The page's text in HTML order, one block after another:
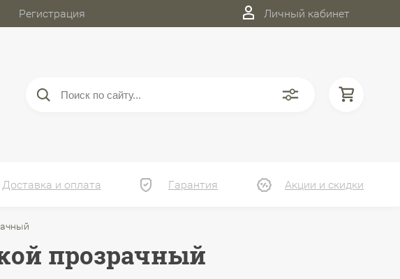
Регистрация Личный кабинет
Доставка и оплата Гарантия Акции и скидки
прозрачный